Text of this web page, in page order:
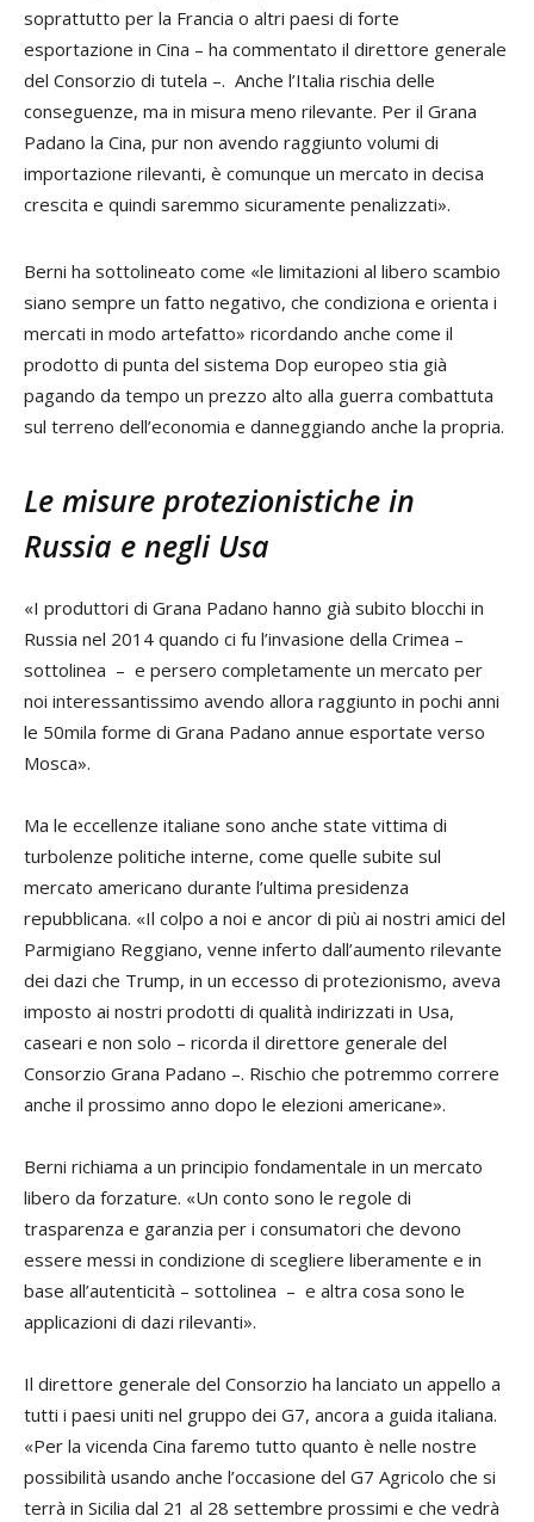
soprattutto per la Francia o altri paesi di forte
esportazione in Cina – ha commentato il direttore generale
del Consorzio di tutela –. Anche l’Italia rischia delle
conseguenze, ma in misura meno rilevante. Per il Grana
Padano la Cina, pur non avendo raggiunto volumi di
importazione rilevanti, è comunque un mercato in decisa
crescita e quindi saremmo sicuramente penalizzati».
Berni ha sottolineato come «le limitazioni al libero scambio
siano sempre un fatto negativo, che condiziona e orienta i
mercati in modo artefatto» ricordando anche come il
prodotto di punta del sistema Dop europeo stia già
pagando da tempo un prezzo alto alla guerra combattuta
sul terreno dell’economia e danneggiando anche la propria.
Le misure protezionistiche in
Russia e negli Usa
«I produttori di Grana Padano hanno già subito blocchi in
Russia nel 2014 quando ci fu l’invasione della Crimea –
sottolinea – e persero completamente un mercato per
noi interessantissimo avendo allora raggiunto in pochi anni
le 50mila forme di Grana Padano annue esportate verso
Mosca».
Ma le eccellenze italiane sono anche state vittima di
turbolenze politiche interne, come quelle subite sul
mercato americano durante l’ultima presidenza
repubblicana. «Il colpo a noi e ancor di più ai nostri amici del
Parmigiano Reggiano, venne inferto dall’aumento rilevante
dei dazi che Trump, in un eccesso di protezionismo, aveva
imposto ai nostri prodotti di qualità indirizzati in Usa,
caseari e non solo – ricorda il direttore generale del
Consorzio Grana Padano –. Rischio che potremmo correre
anche il prossimo anno dopo le elezioni americane».
Berni richiama a un principio fondamentale in un mercato
libero da forzature. «Un conto sono le regole di
trasparenza e garanzia per i consumatori che devono
essere messi in condizione di scegliere liberamente e in
base all’autenticità – sottolinea – e altra cosa sono le
applicazioni di dazi rilevanti».
Il direttore generale del Consorzio ha lanciato un appello a
tutti i paesi uniti nel gruppo dei G7, ancora a guida italiana.
«Per la vicenda Cina faremo tutto quanto è nelle nostre
possibilità usando anche l’occasione del G7 Agricolo che si
terrà in Sicilia dal 21 al 28 settembre prossimi e che vedrà